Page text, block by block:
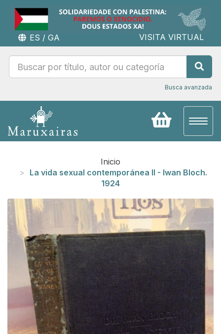
ES / GA VISITA VIRTUAL
Busca avanzada
Inicio
La vida sexual contemporánea II - Iwan Bloch.
1924